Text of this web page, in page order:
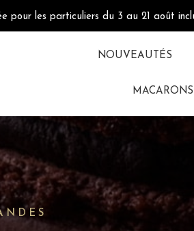
pour les particuliers du 3 au 21 août
NOUVEAUTÉS